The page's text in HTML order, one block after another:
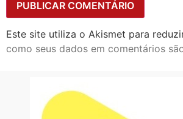
Este site utiliza o Akismet para
como seus dados em comentários